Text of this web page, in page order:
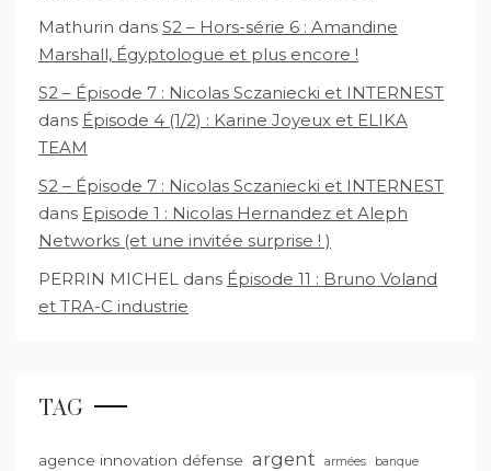
Mathurin dans S2 – Hors-série 6 : Amandine
Marshall, Égyptologue et plus encore !
S2 – Épisode 7 : Nicolas Sczaniecki et INTERNEST
dans Épisode 4 (1/2) : Karine Joyeux et ELIKA
TEAM
S2 – Épisode 7 : Nicolas Sczaniecki et INTERNEST
dans Episode 1 : Nicolas Hernandez et Aleph
Networks (et une invitée surprise ! )
PERRIN MICHEL dans Épisode 11 : Bruno Voland
et TRA-C industrie
TAG
agence innovation défense argent armées banque